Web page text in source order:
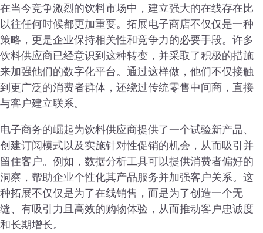
在当今竞争激烈的饮料市场中，建立强大的在线存在比
以往任何时候都更加重要。拓展电子商店不仅仅是一种
策略，更是企业保持相关性和竞争力的必要手段。许多
饮料供应商已经意识到这种转变，并采取了积极的措施
来加强他们的数字化平台。通过这样做，他们不仅接触
到更广泛的消费者群体，还绕过传统零售中间商，直接
与客户建立联系。
电子商务的崛起为饮料供应商提供了一个试验新产品、
创建订阅模式以及实施针对性促销的机会，从而吸引并
留住客户。例如，数据分析工具可以提供消费者偏好的
洞察，帮助企业个性化其产品服务并加强客户关系。这
种拓展不仅仅是为了在线销售，而是为了创造一个无
缝、有吸引力且高效的购物体验，从而推动客户忠诚度
和长期增长。